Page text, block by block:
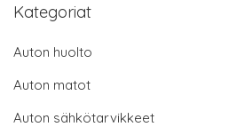
Kategoriat
Auton huolto
Auton matot
Auton sähkötarvikkeet